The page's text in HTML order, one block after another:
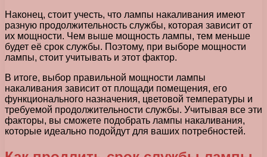
Наконец, стоит учесть, что лампы накаливания имеют
разную продолжительность службы, которая зависит от
их мощности. Чем выше мощность лампы, тем меньше
будет её срок службы. Поэтому, при выборе мощности
лампы, стоит учитывать и этот фактор.
В итоге, выбор правильной мощности лампы
накаливания зависит от площади помещения, его
функционального назначения, цветовой температуры и
требуемой продолжительности службы. Учитывая все эти
факторы, вы сможете подобрать лампы накаливания,
которые идеально подойдут для ваших потребностей.